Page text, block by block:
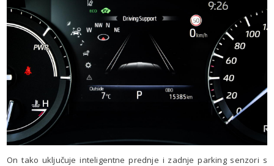
On tako uključuje inteligentne prednje i zadnje parking senzori s